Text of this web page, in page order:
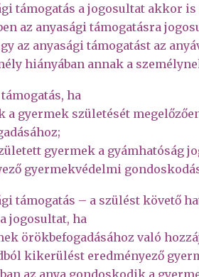
támogatás a jogosultat akkor
az anyasági támogatásra
az anyasági támogatást az
hiányában annak a
ha
a gyermek születését
gyermek a gyámhatóság
gyermekvédelmi
támogatás – a szülést követő
jogosultat, ha
örökbefogadásához való
kikerülést eredményező
az anya gondoskodik a